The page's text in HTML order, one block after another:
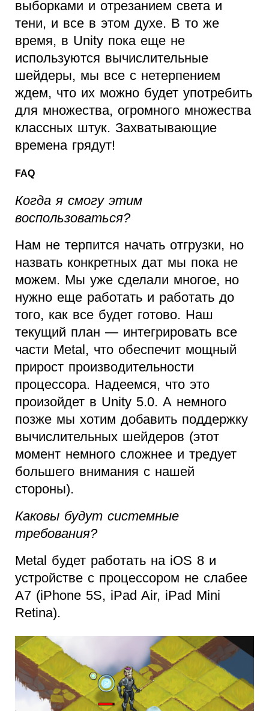
выборками и отрезанием света и
тени, и все в этом духе. В то же
время, в Unity пока еще не
используются вычислительные
шейдеры, мы все с нетерпением
ждем, что их можно будет употребить
для множества, огромного множества
классных штук. Захватывающие
времена грядут!
FAQ
Когда я смогу этим
воспользоваться?
Нам не терпится начать отгрузки, но
назвать конкретных дат мы пока не
можем. Мы уже сделали многое, но
нужно еще работать и работать до
того, как все будет готово. Наш
текущий план — интегрировать все
части Metal, что обеспечит мощный
прирост производительности
процессора. Надеемся, что это
произойдет в Unity 5.0. А немного
позже мы хотим добавить поддержку
вычислительных шейдеров (этот
момент немного сложнее и тредует
большего внимания с нашей
стороны).
Каковы будут системные
требования?
Metal будет работать на iOS 8 и
устройстве с процессором не слабее
A7 (iPhone 5S, iPad Air, iPad Mini
Retina).